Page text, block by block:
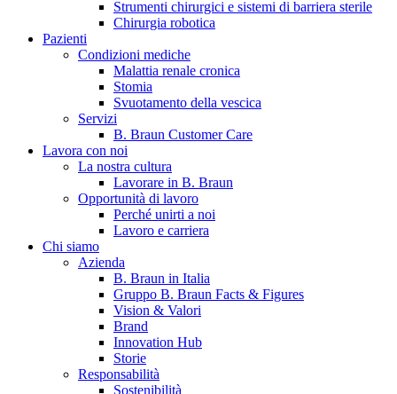
B. Braun in Italia
Scopri chi siamo ed entra nel mondo di B. Braun in Italia: 4
sedi, 4 aziende, più di 700 dipendenti e un Centro di
Eccellenza a livello globale.
Strumenti chirurgici e sistemi di barriera sterile
Chirurgia robotica
Pazienti
Condizioni mediche
Malattia renale cronica
Stomia
Svuotamento della vescica
Servizi
B. Braun Customer Care
Lavora con noi
La nostra cultura
Lavorare in B. Braun
Opportunità di lavoro
Perché unirti a noi
Lavoro e carriera
Chi siamo
Azienda
B. Braun in Italia
Gruppo B. Braun Facts & Figures
Vision & Valori
Brand
Innovation Hub
Storie
Responsabilità
Sostenibilità